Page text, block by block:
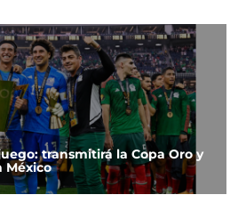
transmitirá la Copa Oro y
México